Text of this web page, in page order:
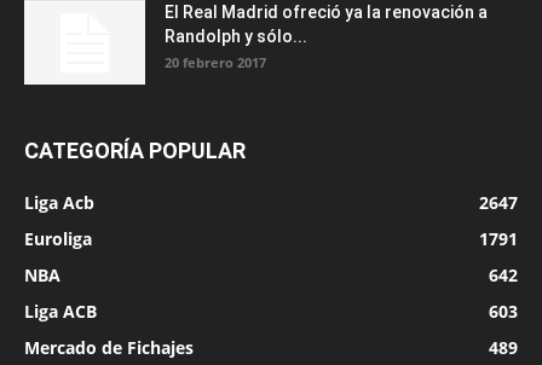
El Real Madrid ofreció ya la renovación a
Randolph y sólo...
20 febrero 2017
CATEGORÍA POPULAR
Liga Acb
2647
Euroliga
1791
NBA
642
Liga ACB
603
Mercado de Fichajes
489